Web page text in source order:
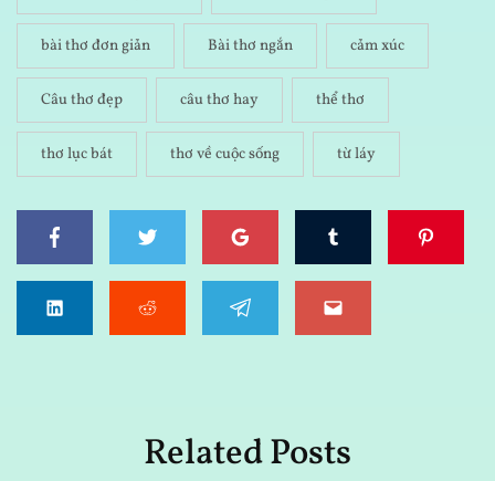
bài thơ đơn giản Bài thơ ngắn cảm xúc
Câu thơ đẹp câu thơ hay thể thơ
thơ lục bát thơ về cuộc sống từ láy
Related Posts